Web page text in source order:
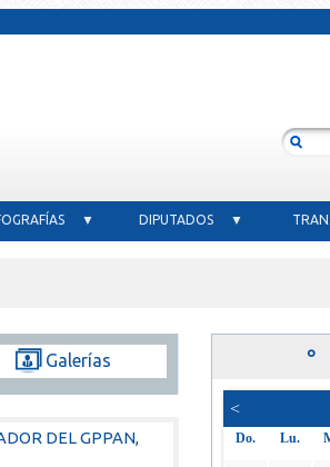
▼ DIPUTADOS ▼
Galerías
DEL GPPAN,
º
<
Do. Lu.